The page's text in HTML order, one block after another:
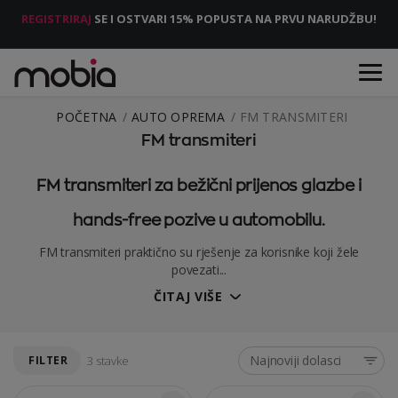
REGISTRIRAJ SE I OSTVARI 15% POPUSTA NA PRVU NARUDŽBU!
POČETNA AUTO OPREMA FM TRANSMITERI
FM transmiteri
FM transmiteri za bežični prijenos glazbe i
hands-free pozive u automobilu.
FM transmiteri praktično su rješenje za korisnike koji žele
povezati...
ČITAJ VIŠE
FILTER 3 stavke Najnoviji dolasci